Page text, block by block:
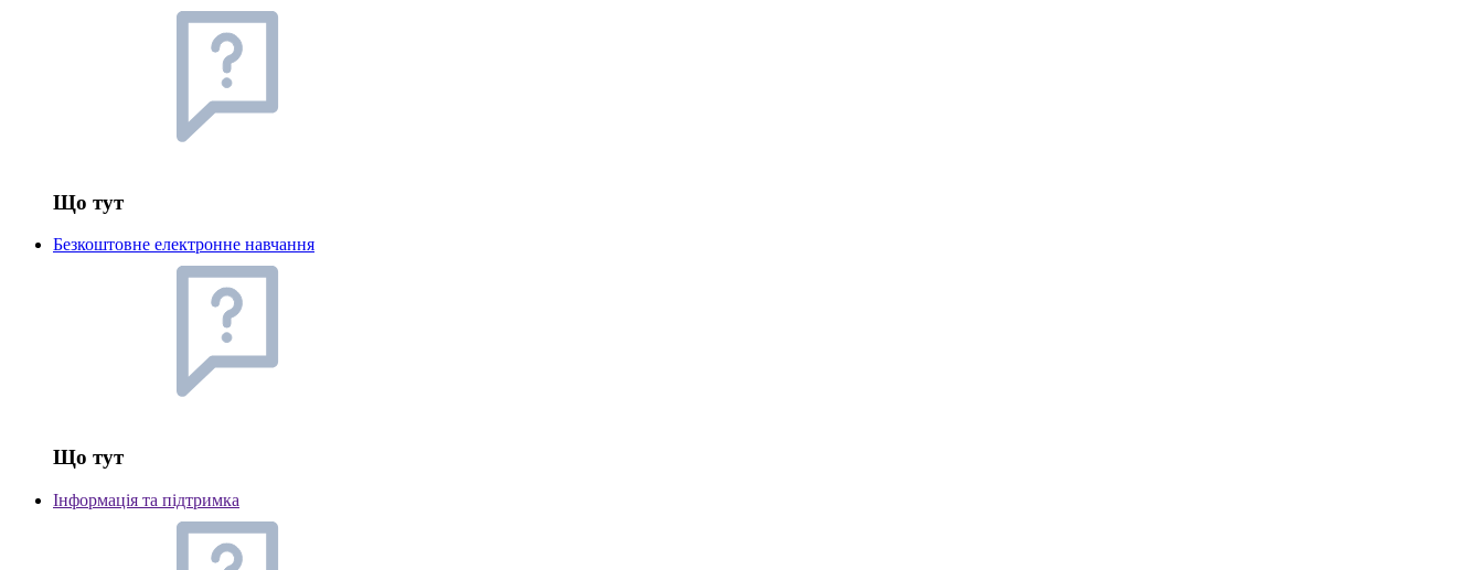
Що тут
Безкоштовне електронне навчання
Що тут
Інформація та підтримка